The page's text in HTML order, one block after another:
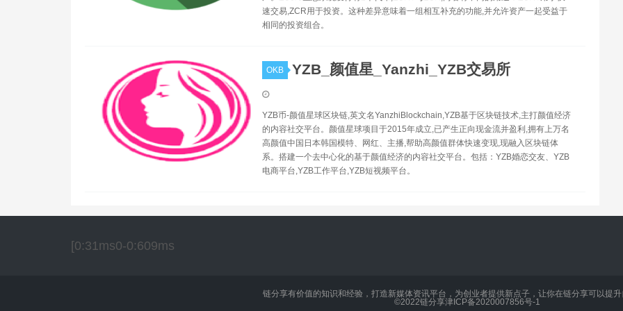
速交易,ZCR用于投资。这种差异意味着一组相互补充的功能,并允许资产一起受益于
相同的投资组合。
OKB YZB_颜值星_Yanzhi_YZB交易所
YZB币-颜值星球区块链,英文名YanzhiBlockchain,YZB基于区块链技术,主打颜值经济
的内容社交平台。颜值星球项目于2015年成立,已产生正向现金流并盈利,拥有上万名
高颜值中国日本韩国模特、网红、主播,帮助高颜值群体快速变现,现融入区块链体
系。搭建一个去中心化的基于颜值经济的内容社交平台。包括：YZB婚恋交友、YZB
电商平台,YZB工作平台,YZB短视频平台。
[0:31ms0-0:609ms
链分享有价值的知识和经验，打造新媒体资讯平台，为创业者提供新点子，让你在链分享可以提升
©2022链分享津ICP备2020007856号-1